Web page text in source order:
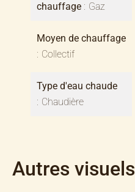
chauffage
Gaz
Moyen de chauffage
Collectif
Type d'eau chaude
Chaudière
Autres visuels